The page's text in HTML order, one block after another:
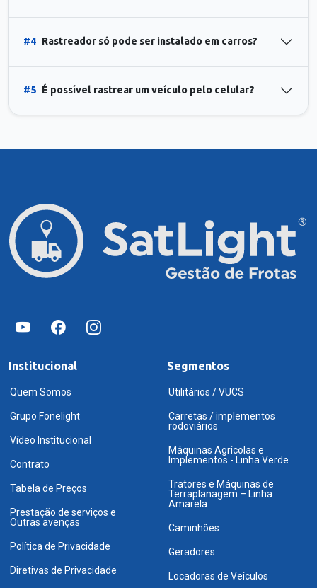
#4 Rastreador só pode ser instalado em carros?
#5 É possível rastrear um veículo pelo celular?
Institucional
Quem Somos
Grupo Fonelight
Vídeo Institucional
Contrato
Tabela de Preços
Prestação de serviços e
Outras avenças
Política de Privacidade
Diretivas de Privacidade
Segmentos
Utilitários / VUCS
Carretas / implementos
rodoviários
Máquinas Agrícolas e
Implementos - Linha Verde
Tratores e Máquinas de
Terraplanagem – Linha
Amarela
Caminhões
Geradores
Locadoras de Veículos